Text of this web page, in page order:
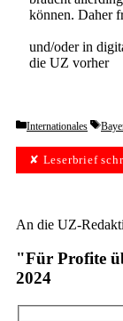
können. Daher
und/oder in
die UZ vorher
Categories
Internationales Tags
✘ Leserbrief
An die UZ-
"Für Profite
2024